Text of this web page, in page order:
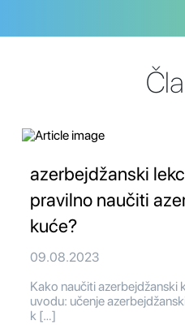
azerbejdžanski
pravilno naučiti
kuće?
09.08.2023
Kako naučiti
uvodu: učenje
k […]